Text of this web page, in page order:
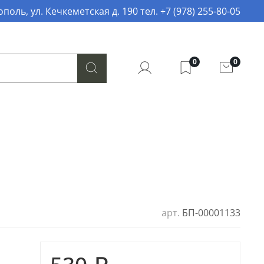
ул. Кечкеметская д. 190 тел. +7 (978) 255-80-05
0 0
арт. БП-00001133